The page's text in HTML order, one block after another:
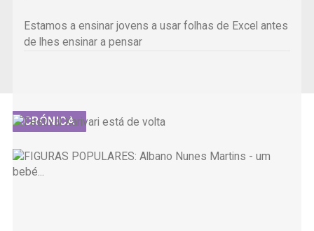
Estamos a ensinar jovens a usar folhas de Excel antes
de lhes ensinar a pensar
CRÓNICA